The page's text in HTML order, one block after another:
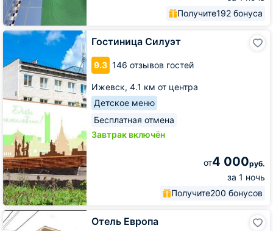
Получите192 бонуса
Гостиница Силуэт
9.3 146 отзывов гостей
Ижевск, 4.1 км от центра
Детское меню
Бесплатная отмена
Завтрак включён
от4 000руб.
за 1 ночь
Получите200 бонусов
Гостиница
Отель Европа
Отель
Европа